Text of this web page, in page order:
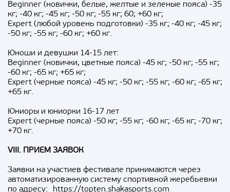
Beginner (новички, белые, желтые и зеленые пояса) -35
кг; -40 кг; -45 кг; -50 кг; -55 кг; 60; +60 кг;
Expert (любой уровень подготовки) -35 кг; -40 кг; -45 кг;
-50 кг; -55 кг; -60 кг; +60 кг.
Юноши и девушки 14-15 лет:
Beginner (новички, цветные пояса) -45 кг; -50 кг; -55 кг;
-60 кг; -65 кг; +65 кг;
Expert (черные пояса) -45 кг; -50 кг; -55 кг; -60 кг; -65 кг;
+65 кг.
Юниоры и юниорки 16-17 лет
Expert (черные пояса) -50 кг; -55 кг; -60 кг; -65 кг; -70 кг;
+70 кг.
VIII. ПРИЕМ ЗАЯВОК
Заявки на участиев фестивале принимаются через
автоматизированную систему спортивной жеребьевки
по адресу: https://topten.shakasports.com